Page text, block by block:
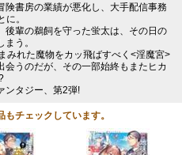
書房の業績が悪化し、大手配信事務
。
後輩の鵜飼を守った蛍太は、その日の
う。
みれた魔物をカッ飛ばすべく<淫魔宮>
うのだが、その一部始終もまたヒカ
ンタジー、第2弾!
チェックしています。